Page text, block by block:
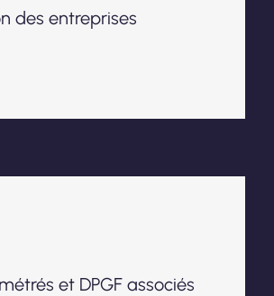
des entreprises
et DPGF associés